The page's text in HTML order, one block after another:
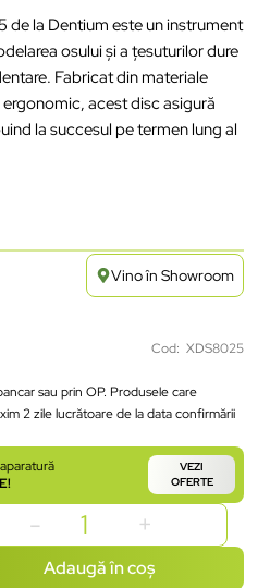
de la Dentium este un instrument
osului și a țesuturilor dure
Fabricat din materiale
acest disc asigură
la succesul pe termen lung al
Vino în Showroom
Cod: XDS8025
sau prin OP. Produsele care
2 zile lucrătoare de la data confirmării
VEZI
OFERTE
Adaugă în coș